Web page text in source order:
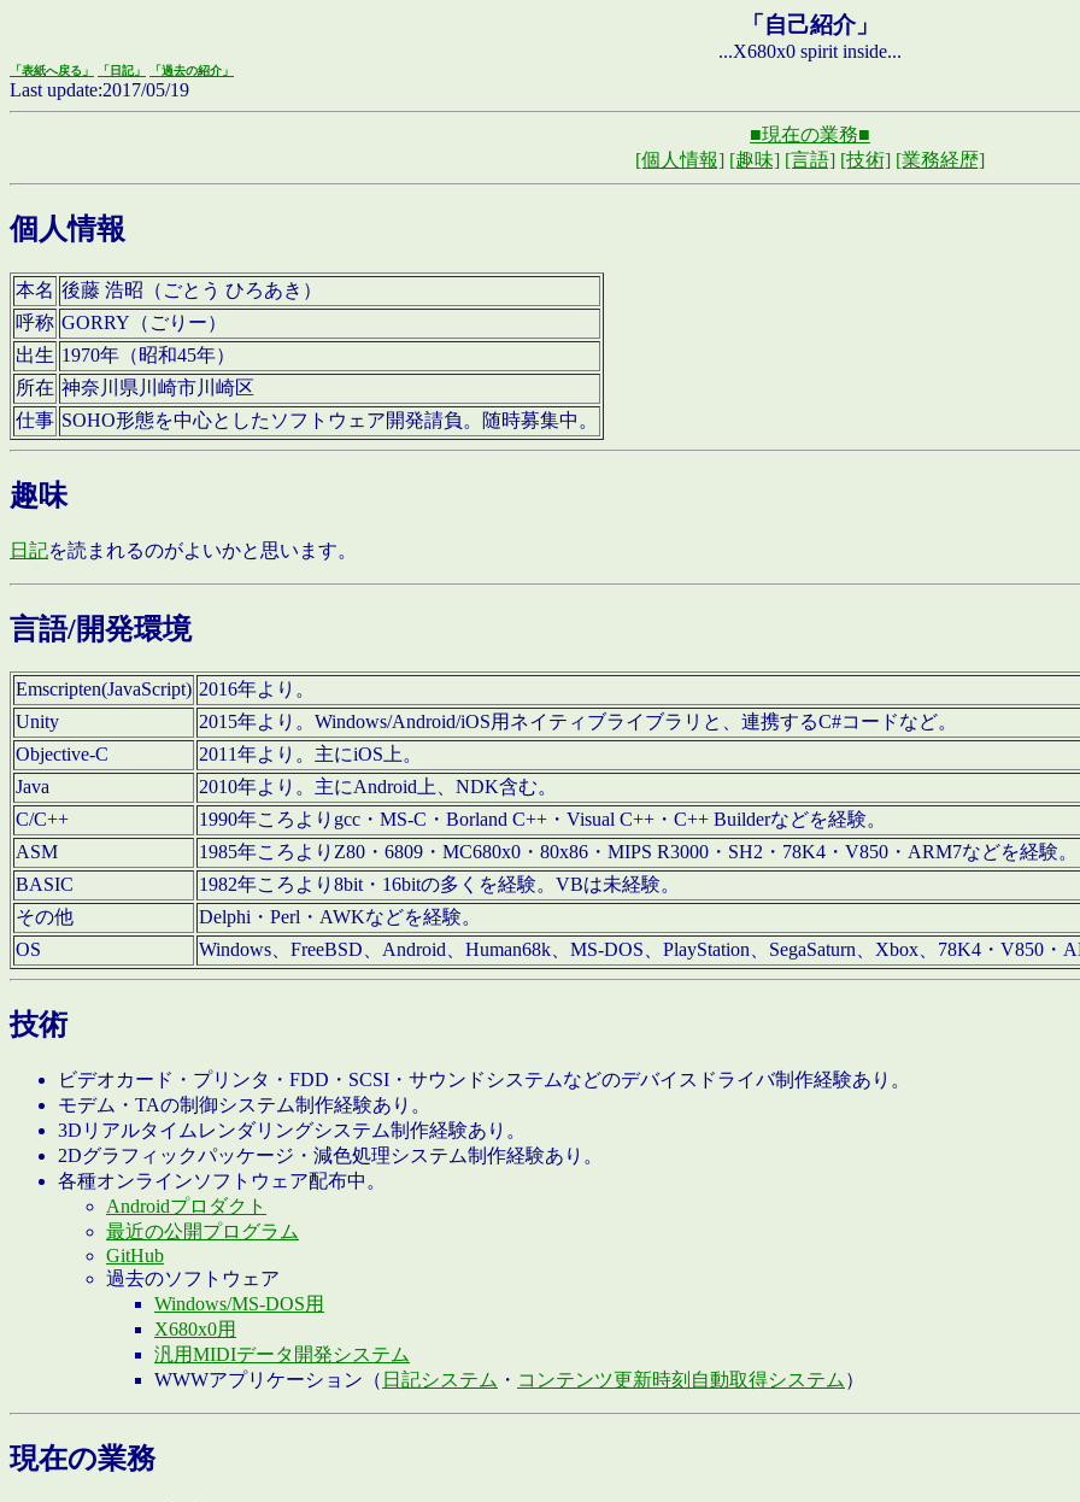
「自己紹介」
...X680x0 spirit inside...
「表紙へ戻る」 「日記」 「過去の紹介」
Last update:2017/05/19
■現在の業務■
[個人情報] [趣味] [言語] [技術] [業務経歴]
個人情報
本名 後藤 浩昭（ごとう ひろあき）
呼称 GORRY（ごりー）
出生 1970年（昭和45年）
所在 神奈川県川崎市川崎区
仕事 SOHO形態を中心としたソフトウェア開発請負。随時募集中。
趣味
日記を読まれるのがよいかと思います。
言語/開発環境
Emscripten(JavaScript) 2016年より。
Unity
2015年より。Windows/Android/iOS用ネイティブライブラリと、連携するC#コードなど。
Objective-C
2011年より。主にiOS上。
Java
2010年より。主にAndroid上、NDK含む。
C/C++
1990年ころよりgcc・MS-C・Borland C++・Visual C++・C++ Builderなどを経験。
ASM
1985年ころよりZ80・6809・MC680x0・80x86・MIPS R3000・SH2・78K4・V850・ARM7などを経験。
BASIC
1982年ころより8bit・16bitの多くを経験。VBは未経験。
その他
Delphi・Perl・AWKなどを経験。
OS
Windows、FreeBSD、Android、Human68k、MS-DOS、PlayStation、SegaSaturn、Xbox、78K4・V850・
技術
ビデオカード・プリンタ・FDD・SCSI・サウンドシステムなどのデバイスドライバ制作経験あり。
モデム・TAの制御システム制作経験あり。
3Dリアルタイムレンダリングシステム制作経験あり。
2Dグラフィックパッケージ・減色処理システム制作経験あり。
各種オンラインソフトウェア配布中。
Androidプロダクト
最近の公開プログラム
GitHub
過去のソフトウェア
Windows/MS-DOS用
X680x0用
汎用MIDIデータ開発システム
WWWアプリケーション（ 日記システム ・ コンテンツ更新時刻自動取得システム ）
現在の業務